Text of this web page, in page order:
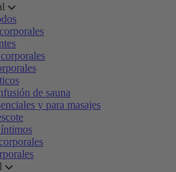
de sauna
y para masajes